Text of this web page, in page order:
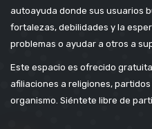
autoayuda donde sus usuarios
fortalezas, debilidades y la
problemas o ayudar a otros a
Este espacio es ofrecido
afiliaciones a religiones,
organismo. Siéntete libre de